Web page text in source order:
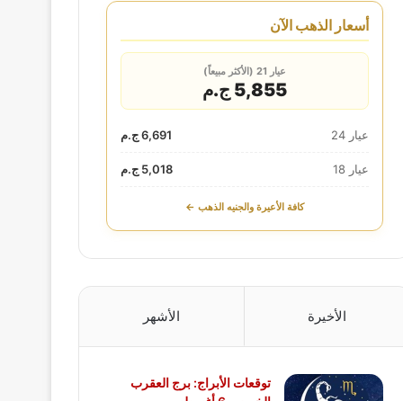
أسعار الذهب الآن
عيار 21 (الأكثر مبيعاً)
5,855 ج.م
عيار 24 6,691 ج.م
عيار 18 5,018 ج.م
كافة الأعيرة والجنيه الذهب ←
الأخيرة الأشهر
توقعات الأبراج: برج العقرب